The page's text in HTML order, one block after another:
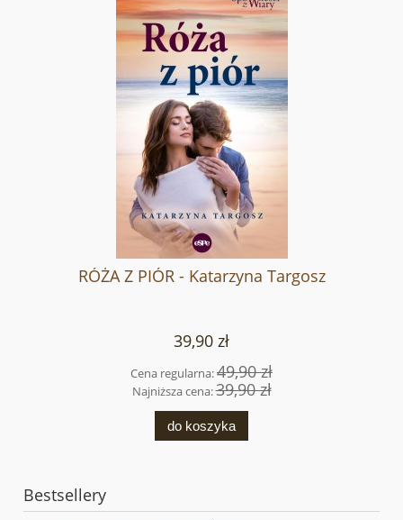
RÓŻA Z PIÓR - Katarzyna Targosz
39,90 zł
Cena regularna:49,90 zł
Najniższa cena:39,90 zł
do koszyka
Bestsellery